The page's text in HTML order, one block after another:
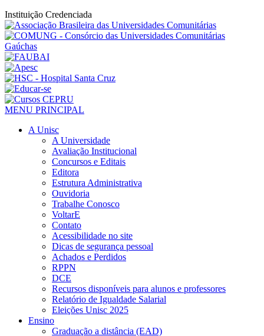
Instituição Credenciada
MENU PRINCIPAL
A Unisc
A Universidade
Avaliação Institucional
Concursos e Editais
Editora
Estrutura Administrativa
Ouvidoria
Trabalhe Conosco
VoltarE
Contato
Acessibilidade no site
Dicas de segurança pessoal
Achados e Perdidos
RPPN
DCE
Recursos disponíveis para alunos e professores
Relatório de Igualdade Salarial
Eleições Unisc 2025
Ensino
Graduação a distância (EAD)